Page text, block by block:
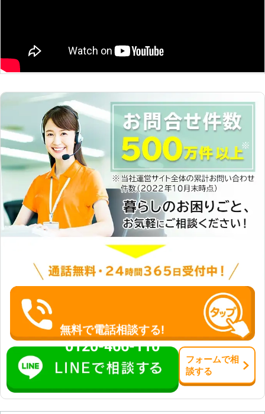
無料で電話相談する!
0120-466-110
フォームで相
談する